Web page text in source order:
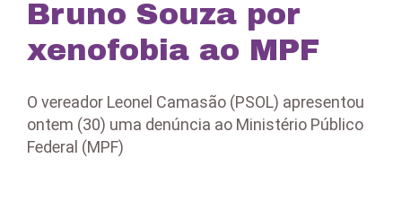
Bruno Souza por
xenofobia ao MPF
O vereador Leonel Camasão (PSOL) apresentou
ontem (30) uma denúncia ao Ministério Público
Federal (MPF)